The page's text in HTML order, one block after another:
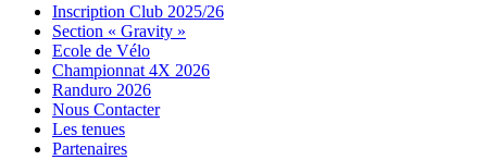
Menu
Widgets
Recherche
Aller
contenu
Inscription Club 2025/26
Section « Gravity »
Ecole de Vélo
Championnat 4X 2026
Randuro 2026
Nous Contacter
Les tenues
Partenaires